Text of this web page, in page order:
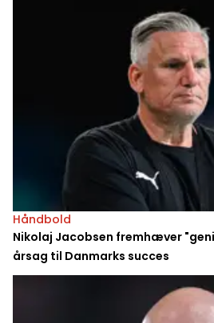
Håndbold
Nikolaj Jacobsen fremhæver
årsag til Danmarks succes